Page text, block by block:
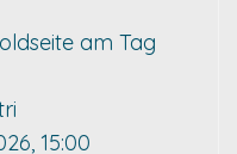
am Tag
15:00